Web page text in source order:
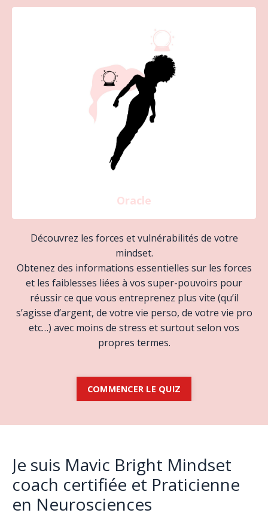
Oracle
Découvrez les forces et vulnérabilités de votre
mindset.
Obtenez des informations essentielles sur les forces
et les faiblesses liées à vos super-pouvoirs pour
réussir ce que vous entreprenez plus vite (qu’il
s’agisse d’argent, de votre vie perso, de votre vie pro
etc…) avec moins de stress et surtout selon vos
propres termes.
COMMENCER LE QUIZ
Je suis Mavic Bright Mindset
coach certifiée et Praticienne
en Neurosciences